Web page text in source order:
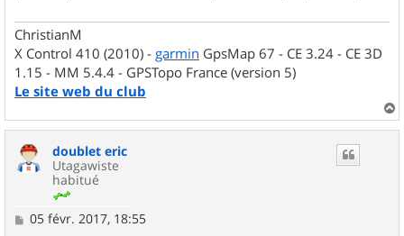
ChristianM
X Control 410 (2010) - garmin GpsMap 67 - CE 3.24 - CE 3D
1.15 - MM 5.4.4 - GPSTopo France (version 5)
Le site web du club
a
doublet eric
Utagawiste
habitué
M
05 févr. 2017, 18:55